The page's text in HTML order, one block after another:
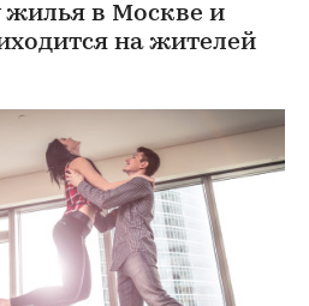
жилья в Москве и
на жителей